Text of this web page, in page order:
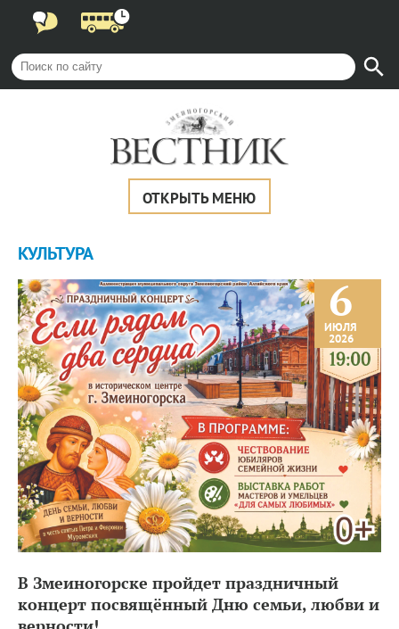
ОТКРЫТЬ МЕНЮ
КУЛЬТУРА
6
ИЮЛЯ
2026
В Змеиногорске пройдет праздничный
концерт посвящённый Дню семьи, любви и